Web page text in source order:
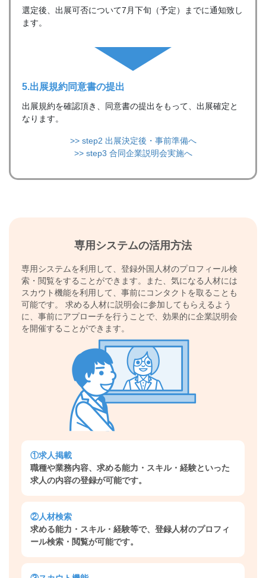
選定後、出展可否について7月下旬（予定）までに通知致し
ます。
5.出展規約同意書の提出
出展規約を確認頂き、同意書の提出をもって、出展確定と
なります。
>> step2 出展決定後・事前準備へ
>> step3 合同企業説明会実施へ
専用システムの活用方法
専用システムを利用して、登録外国人材のプロフィール検
索・閲覧をすることができます。また、気になる人材には
スカウト機能を利用して、事前にコンタクトを取ることも
可能です。 求める人材に説明会に参加してもらえるよう
に、事前にアプローチを行うことで、効果的に企業説明会
を開催することができます。
①求人掲載
職種や業務内容、求める能力・スキル・経験といった
求人の内容の登録が可能です。
②人材検索
求める能力・スキル・経験等で、登録人材のプロフィ
ール検索・閲覧が可能です。